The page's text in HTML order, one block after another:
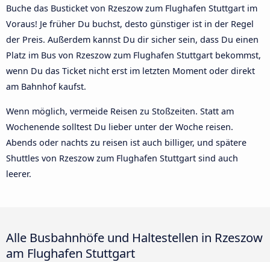
Buche das Busticket von Rzeszow zum Flughafen Stuttgart im
Voraus! Je früher Du buchst, desto günstiger ist in der Regel
der Preis. Außerdem kannst Du dir sicher sein, dass Du einen
Platz im Bus von Rzeszow zum Flughafen Stuttgart bekommst,
wenn Du das Ticket nicht erst im letzten Moment oder direkt
am Bahnhof kaufst.
Wenn möglich, vermeide Reisen zu Stoßzeiten. Statt am
Wochenende solltest Du lieber unter der Woche reisen.
Abends oder nachts zu reisen ist auch billiger, und spätere
Shuttles von Rzeszow zum Flughafen Stuttgart sind auch
leerer.
Alle Busbahnhöfe und Haltestellen in Rzeszow
am Flughafen Stuttgart